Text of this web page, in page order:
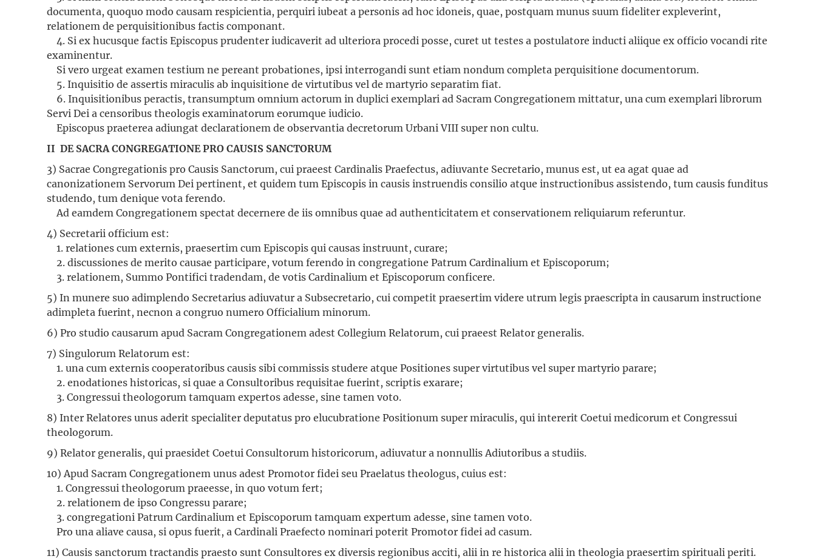
documenta, quoquo modo causam respicientia, perquiri iubeat a personis ad hoc idoneis, quae, postquam munus suum fideliter expleverint,
relationem de perquisitionibus factis componant.
4. Si ex hucusque factis Episcopus prudenter iudicaverit ad ulteriora procedi posse, curet ut testes a postulatore inducti aliique ex officio vocandi rite
examinentur.
Si vero urgeat examen testium ne pereant probationes, ipsi interrogandi sunt etiam nondum completa perquisitione documentorum.
5. Inquisitio de assertis miraculis ab inquisitione de virtutibus vel de martyrio separatim fiat.
6. Inquisitionibus peractis, transumptum omnium actorum in duplici exemplari ad Sacram Congregationem mittatur, una cum exemplari librorum
Servi Dei a censoribus theologis examinatorum eorumque iudicio.
Episcopus praeterea adiungat declarationem de observantia decretorum Urbani VIII super non cultu.
II DE SACRA CONGREGATIONE PRO CAUSIS SANCTORUM
3) Sacrae Congregationis pro Causis Sanctorum, cui praeest Cardinalis Praefectus, adiuvante Secretario, munus est, ut ea agat quae ad
canonizationem Servorum Dei pertinent, et quidem tum Episcopis in causis instruendis consilio atque instructionibus assistendo, tum causis funditus
studendo, tum denique vota ferendo.
Ad eamdem Congregationem spectat decernere de iis omnibus quae ad authenticitatem et conservationem reliquiarum referuntur.
4) Secretarii officium est:
1. relationes cum externis, praesertim cum Episcopis qui causas instruunt, curare;
2. discussiones de merito causae participare, votum ferendo in congregatione Patrum Cardinalium et Episcoporum;
3. relationem, Summo Pontifici tradendam, de votis Cardinalium et Episcoporum conficere.
5) In munere suo adimplendo Secretarius adiuvatur a Subsecretario, cui competit praesertim videre utrum legis praescripta in causarum instructione
adimpleta fuerint, necnon a congruo numero Officialium minorum.
6) Pro studio causarum apud Sacram Congregationem adest Collegium Relatorum, cui praeest Relator generalis.
7) Singulorum Relatorum est:
1. una cum externis cooperatoribus causis sibi commissis studere atque Positiones super virtutibus vel super martyrio parare;
2. enodationes historicas, si quae a Consultoribus requisitae fuerint, scriptis exarare;
3. Congressui theologorum tamquam expertos adesse, sine tamen voto.
8) Inter Relatores unus aderit specialiter deputatus pro elucubratione Positionum super miraculis, qui intererit Coetui medicorum et Congressui
theologorum.
9) Relator generalis, qui praesidet Coetui Consultorum historicorum, adiuvatur a nonnullis Adiutoribus a studiis.
10) Apud Sacram Congregationem unus adest Promotor fidei seu Praelatus theologus, cuius est:
1. Congressui theologorum praeesse, in quo votum fert;
2. relationem de ipso Congressu parare;
3. congregationi Patrum Cardinalium et Episcoporum tamquam expertum adesse, sine tamen voto.
Pro una aliave causa, si opus fuerit, a Cardinali Praefecto nominari poterit Promotor fidei ad casum.
11) Causis sanctorum tractandis praesto sunt Consultores ex diversis regionibus acciti, alii in re historica alii in theologia praesertim spirituali periti.